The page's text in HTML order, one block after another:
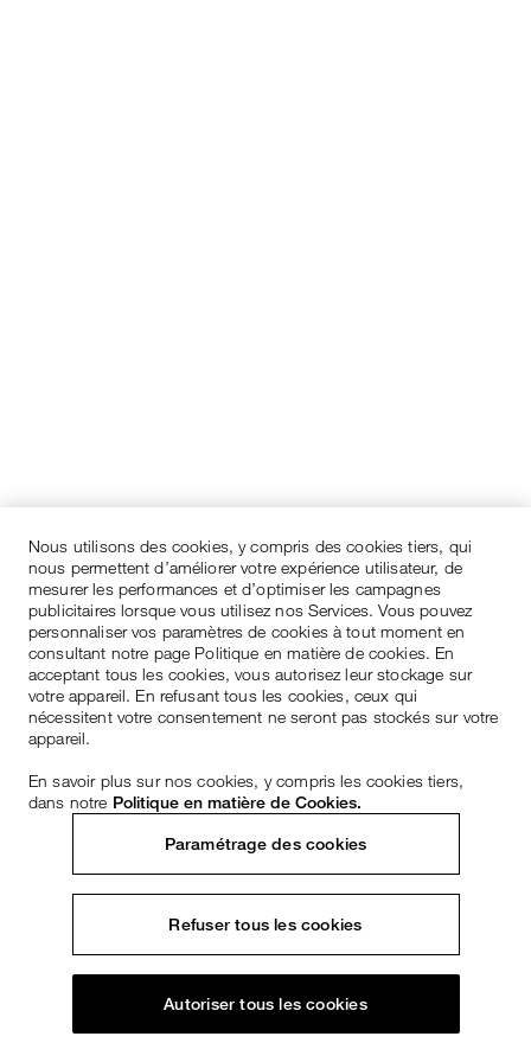
Nous utilisons des cookies, y compris des cookies tiers, qui
nous permettent d’améliorer votre expérience utilisateur, de
mesurer les performances et d’optimiser les campagnes
publicitaires lorsque vous utilisez nos Services. Vous pouvez
personnaliser vos paramètres de cookies à tout moment en
consultant notre page Politique en matière de cookies. En
acceptant tous les cookies, vous autorisez leur stockage sur
votre appareil. En refusant tous les cookies, ceux qui
nécessitent votre consentement ne seront pas stockés sur votre
appareil.
En savoir plus sur nos cookies, y compris les cookies tiers,
dans notre Politique en matière de Cookies.
Paramétrage des cookies
Refuser tous les cookies
Autoriser tous les cookies